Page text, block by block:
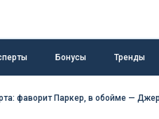
Бонусы Тренды
фаворит Паркер, в обойме —